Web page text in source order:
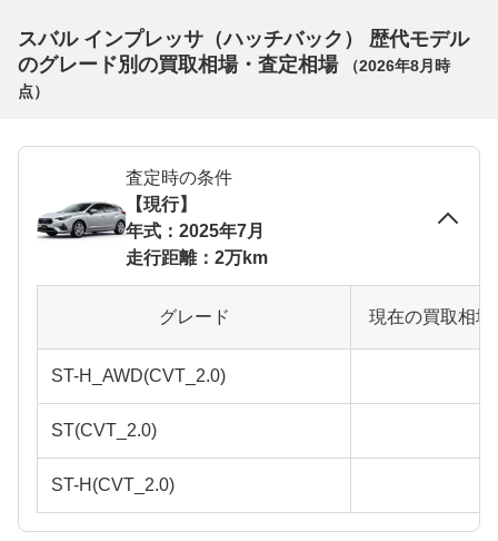
スバル インプレッサ（ハッチバック） 歴代モデル
のグレード別の買取相場・査定相場
（2026年8月 時
点）
査定時の条件
【現行】
年式：2025年7月
走行距離：2万km
グレード 現在の買取相
ST-H_AWD(CVT_2.0)
ST(CVT_2.0)
ST-H(CVT_2.0)